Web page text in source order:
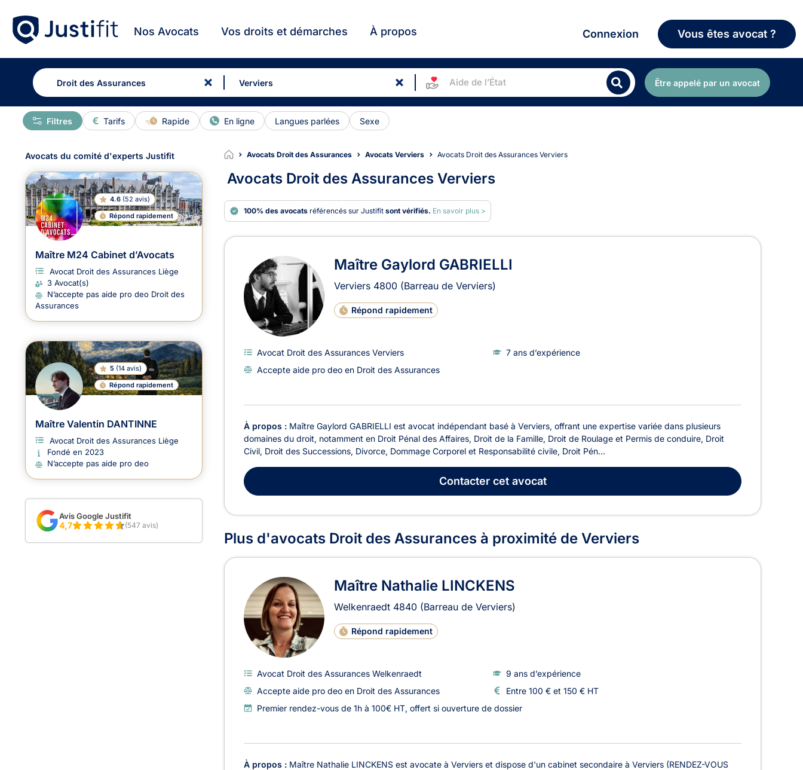
Nos Avocats Vos droits et démarches À propos Connexion Vous êtes avocat ?
Aide de l’État Être appelé par un avocat
Tarifs Rapide En ligne Langues parlées Sexe
Filtres
Avocats Droit des Assurances Avocats Verviers Avocats Droit des Assurances Verviers
Avocats Droit des Assurances Verviers
100% des avocats référencés sur Justifit sont vérifiés. En savoir plus >
Avocats en Droit des Assurances à Verviers
Maître Gaylord GABRIELLI
Verviers 4800 (Barreau de Verviers)
Répond rapidement
Avocat Droit des Assurances Verviers
7 ans d’expérience
Accepte aide pro deo en Droit des Assurances
À propos : Maître Gaylord GABRIELLI est avocat indépendant basé à Verviers, offrant une expertise variée dans plusieurs
domaines du droit, notamment en Droit Pénal des Affaires, Droit de la Famille, Droit de Roulage et Permis de conduire, Droit
Civil, Droit des Successions, Divorce, Dommage Corporel et Responsabilité civile, Droit Pén...
Contactercet avocat
Plus d'avocats Droit des Assurances à proximité de Verviers
Maître Nathalie LINCKENS
Welkenraedt 4840 (Barreau de Verviers)
Répond rapidement
Avocat Droit des Assurances Welkenraedt
9 ans d’expérience
Accepte aide pro deo en Droit des Assurances
Entre 100 € et 150 € HT
Premier rendez-vous de 1h à 100€ HT, offert si ouverture de dossier
À propos : Maître Nathalie LINCKENS est avocate à Verviers et dispose d'un cabinet secondaire à Verviers (RENDEZ-VOUS
Avocats du comité d'experts Justifit
4.6 (52 avis)
Répond rapidement
Maître M24 Cabinet d’Avocats
Avocat Droit des Assurances Liège
3 Avocat(s)
N’accepte pas aide pro deo Droit des
Assurances
5 (14 avis)
Répond rapidement
Maître Valentin DANTINNE
Avocat Droit des Assurances Liège
Fondé en 2023
N’accepte pas aide pro deo
Avis Google Justifit
4,7 (547 avis)